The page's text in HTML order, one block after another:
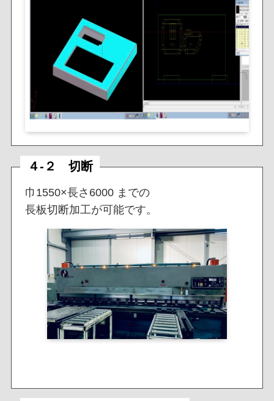
４-２ 切断
巾1550×長さ6000 までの
長板切断加工が可能です。